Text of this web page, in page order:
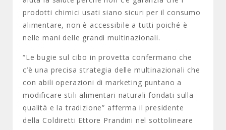
prodotti chimici usati siano sicuri per il consumo
alimentare, non è accessibile a tutti poiché è
nelle mani delle grandi multinazionali.
“Le bugie sul cibo in provetta confermano che
c’è una precisa strategia delle multinazionali che
con abili operazioni di marketing puntano a
modificare stili alimentari naturali fondati sulla
qualità e la tradizione” afferma il presidente
della Coldiretti Ettore Prandini nel sottolineare